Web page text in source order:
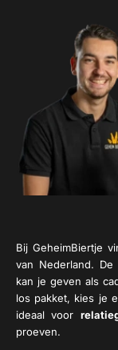
Bij GeheimBiertje
van Nederland.
kan je geven als
los pakket, kies je
ideaal voor
proeven.